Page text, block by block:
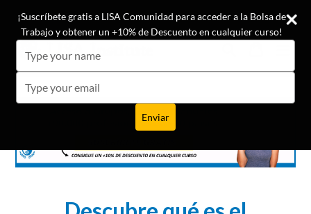
directamente
contenido
¡Conoce las opiniones de nuestros +19.500 alumnos!
Carrito
Carrito
¡Suscríbete gratis a LISA Comunidad para acceder a la Bolsa de
Trabajo y obtener un +10% de Descuento en cualquier curso!
your
name
your
email
Enviar